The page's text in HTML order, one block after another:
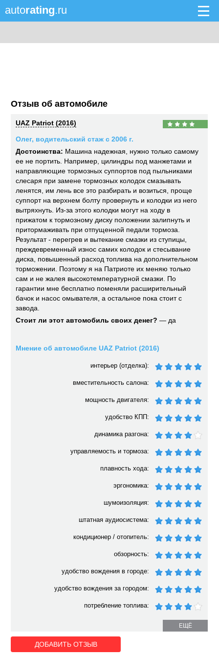
autorating.ru
Отзыв об автомобиле
UAZ Patriot (2016)
Олег, водительский стаж с 2006 г.
Достоинства: Машина надежная, нужно только самому
ее не портить. Например, цилиндры под манжетами и
направляющие тормозных суппортов под пыльниками
слесаря при замене тормозных колодок смазывать
ленятся, им лень все это разбирать и возиться, проще
суппорт на верхнем болту провернуть и колодки из него
вытряхнуть. Из-за этого колодки могут на ходу в
прижатом к тормозному диску положении залипнуть и
притормаживать при отпущенной педали тормоза.
Результат - перегрев и вытекание смазки из ступицы,
преждевременный износ самих колодок и стесывание
диска, повышенный расход топлива на дополнительном
торможении. Поэтому я на Патриоте их меняю только
сам и не жалея высокотемпературной смазки. По
гарантии мне бесплатно поменяли расширительный
бачок и насос омывателя, а остальное пока стоит с
завода.
Стоит ли этот автомобиль своих денег? — да
Мнение об автомобиле UAZ Patriot (2016)
интерьер (отделка):
вместительность салона:
мощность двигателя:
удобство КПП:
динамика разгона:
управляемость и тормоза:
плавность хода:
эргономика:
шумоизоляция:
штатная аудиосистема:
кондиционер / отопитель:
обзорность:
удобство вождения в городе:
удобство вождения за городом:
потребление топлива:
ЕЩЁ
ДОБАВИТЬ ОТЗЫВ